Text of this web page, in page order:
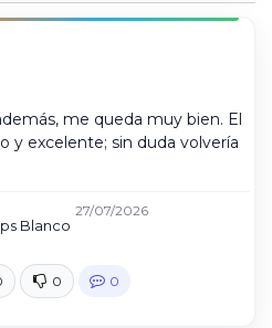
me queda muy bien. El
y excelente; sin duda volvería
Blanco
27/07/2026
0 0